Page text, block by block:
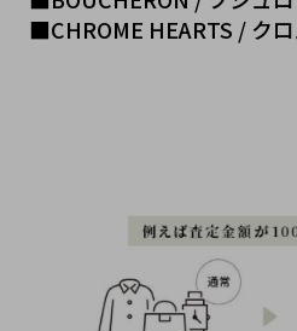
■CHROME HEARTS / ク